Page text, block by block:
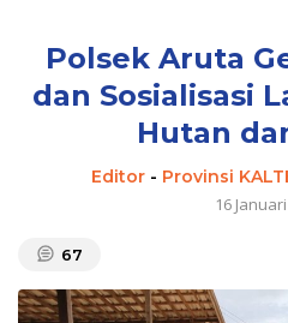
Polsek Aruta
dan Sosialisasi
Hutan
Editor- Provinsi
16
67